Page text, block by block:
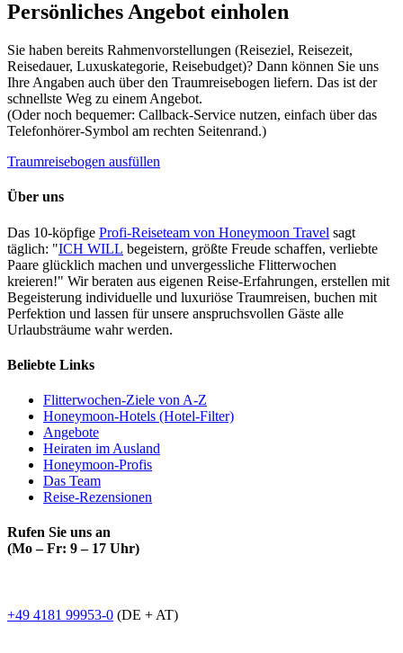
Persönliches Angebot einholen
Sie haben bereits Rahmenvorstellungen (Reiseziel, Reisezeit,
Reisedauer, Luxuskategorie, Reisebudget)? Dann können Sie uns
Ihre Angaben auch über den Traumreisebogen liefern. Das ist der
schnellste Weg zu einem Angebot.
(Oder noch bequemer: Callback-Service nutzen, einfach über das
Telefonhörer-Symbol am rechten Seitenrand.)
Traumreisebogen ausfüllen
Über uns
Das 10-köpfige Profi-Reiseteam von Honeymoon Travel sagt
täglich: "ICH WILL begeistern, größte Freude schaffen, verliebte
Paare glücklich machen und unvergessliche Flitterwochen
kreieren!" Wir beraten aus eigenen Reise-Erfahrungen, erstellen mit
Begeisterung individuelle und luxuriöse Traumreisen, buchen mit
Perfektion und lassen für unsere anspruchsvollen Gäste alle
Urlaubsträume wahr werden.
Beliebte Links
Flitterwochen-Ziele von A-Z
Honeymoon-Hotels (Hotel-Filter)
Angebote
Heiraten im Ausland
Honeymoon-Profis
Das Team
Reise-Rezensionen
Rufen Sie uns an
(Mo – Fr: 9 – 17 Uhr)
+49 4181 99953-0 (DE + AT)